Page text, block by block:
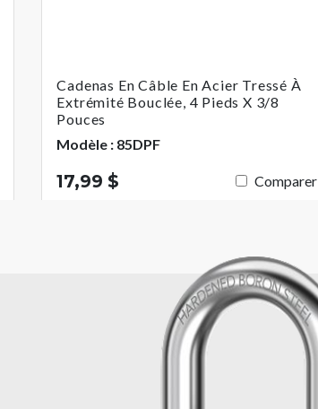
Cadenas En Câble En Acier Tressé À
Extrémité Bouclée, 4 Pieds X 3/8
Pouces
Modèle : 85DPF
17,99 $ Comparer